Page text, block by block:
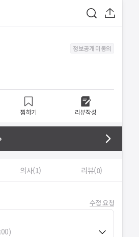
정보공개 미동의
찜하기 리뷰작성
의사(1) 리뷰(0)
수정 요청
)